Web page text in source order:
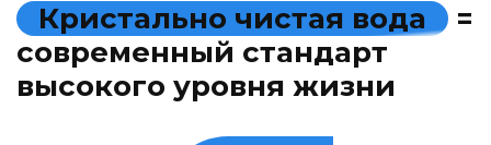
Кристально чистая вода
=
современный стандарт
высокого уровня жизни